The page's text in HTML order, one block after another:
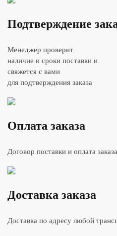
Подтверждение
Менеджер проверит
наличие и сроки поставки и
свяжется с вами
для подтверждения заказа
Оплата заказа
Договор поставки и оплата
Доставка заказа
Доставка по адресу любой